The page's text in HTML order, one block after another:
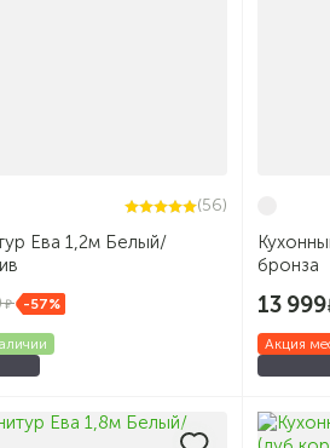
(56)
Ева 1,2м Белый/
-57%
бронза
13 999
Акция